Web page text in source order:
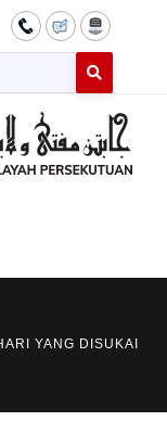
Cari
YANG DISUKAI